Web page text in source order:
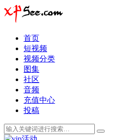
首页
短视频
视频分类
图集
社区
音频
充值中心
投稿